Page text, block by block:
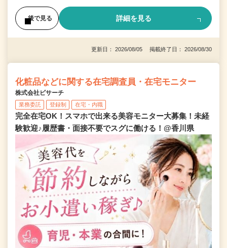
後で見る 詳細を見る
更新日： 2026/08/05 掲載終了日： 2026/08/30
化粧品などに関する在宅調査員・在宅モニター
株式会社ビサーチ
業務委託 登録制 在宅・内職
完全在宅OK！スマホで出来る美容モニター大募集！未経
験歓迎♪履歴書・面接不要でスグに働ける！@香川県